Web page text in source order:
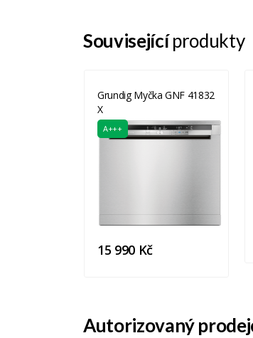
Související produkty
Grundig Myčka GNF 41832
X
A+++
15 990 Kč
Autorizovaný